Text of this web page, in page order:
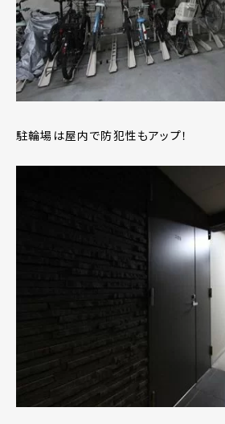
駐輪場は屋内で防犯性もアップ！